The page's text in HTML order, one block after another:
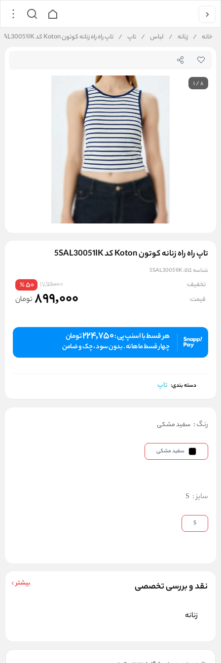
خانه / زنانه / لباس / تاپ / تاپ راه راه زنانه کوتون Koton کد 5SAL30051IK
1/8
تاپ راه راه زنانه کوتون Koton کد 5SAL30051IK
شناسه کالا:5SAL30051IK
تخفیف: 1799000
50
%
قیمت: 899,000 تومان
هر قسط با اسنپ پی :224,750تومان
چهار قسط ماهانه . بدون سود ، چک و ضامن
دسته بندی: تاپ
نقد و بررسی تخصصی بیشتر
زنانه
رنگ: سفید مشکی
سفید مشکی
سایز:
S
S